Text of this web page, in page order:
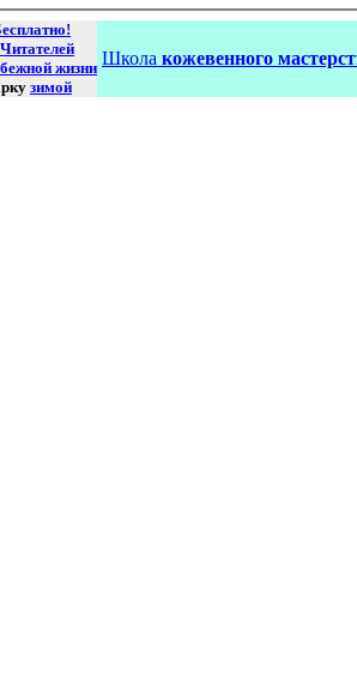
Читателей
жизни
зимой
Школа кожевенного